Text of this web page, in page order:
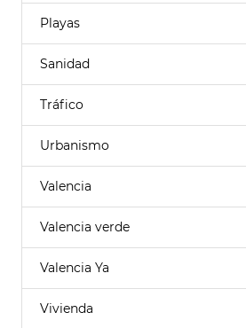
Playas
Sanidad
Tráfico
Urbanismo
Valencia
Valencia verde
Valencia Ya
Vivienda